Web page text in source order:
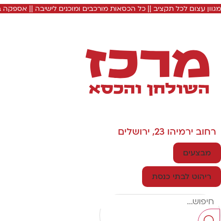
מגוון עצום לכל תקציב || כל הכסאות מורכבים ומוכנים לישיבה ||
רחוב ירמיהו 23, ירושלים
מבצעים
ריהוט לבתי כנסת
Search
...